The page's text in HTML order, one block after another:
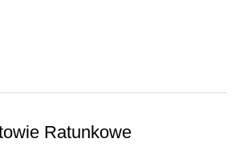
Ratunkowe